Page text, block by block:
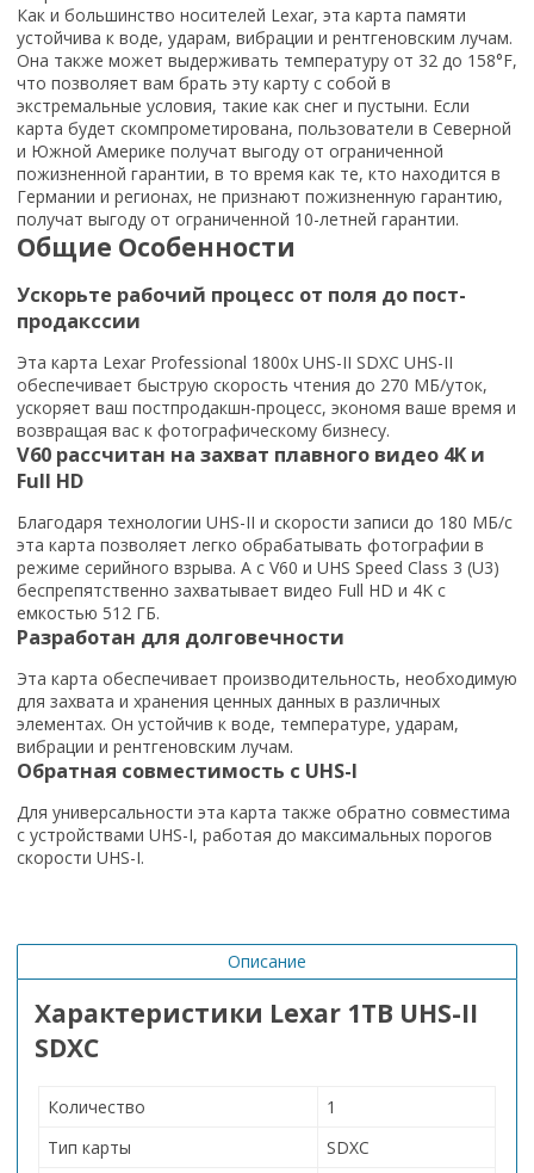
Как и большинство носителей Lexar, эта карта памяти
устойчива к воде, ударам, вибрации и рентгеновским лучам.
Она также может выдерживать температуру от 32 до 158°F,
что позволяет вам брать эту карту с собой в
экстремальные условия, такие как снег и пустыни. Если
карта будет скомпрометирована, пользователи в Северной
и Южной Америке получат выгоду от ограниченной
пожизненной гарантии, в то время как те, кто находится в
Германии и регионах, не признают пожизненную гарантию,
получат выгоду от ограниченной 10-летней гарантии.
Общие Особенности
Ускорьте рабочий процесс от поля до пост-
продакссии
Эта карта Lexar Professional 1800x UHS-II SDXC UHS-II
обеспечивает быструю скорость чтения до 270 МБ/уток,
ускоряет ваш постпродакшн-процесс, экономя ваше время и
возвращая вас к фотографическому бизнесу.
V60 рассчитан на захват плавного видео 4K и
Full HD
Благодаря технологии UHS-II и скорости записи до 180 МБ/с
эта карта позволяет легко обрабатывать фотографии в
режиме серийного взрыва. А с V60 и UHS Speed Class 3 (U3)
беспрепятственно захватывает видео Full HD и 4K с
емкостью 512 ГБ.
Разработан для долговечности
Эта карта обеспечивает производительность, необходимую
для захвата и хранения ценных данных в различных
элементах. Он устойчив к воде, температуре, ударам,
вибрации и рентгеновским лучам.
Обратная совместимость с UHS-I
Для универсальности эта карта также обратно совместима
с устройствами UHS-I, работая до максимальных порогов
скорости UHS-I.
Описание
Характеристики Lexar 1TB UHS-II
SDXC
Количество
1
Тип карты
SDXC